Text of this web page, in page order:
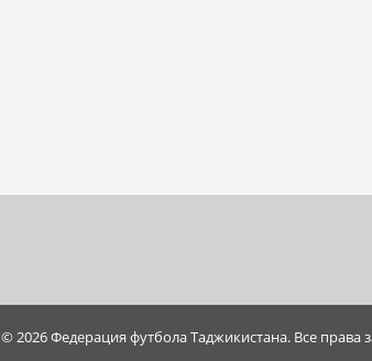
© 2026 Федерация футбола Таджикистана. Все